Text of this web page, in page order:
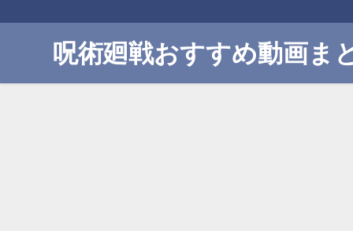
呪術廻戦おすすめ動画ま